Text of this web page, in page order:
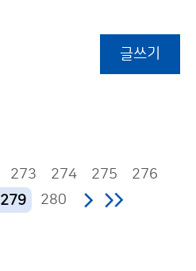
글쓰기
273 274 275
276
279 280